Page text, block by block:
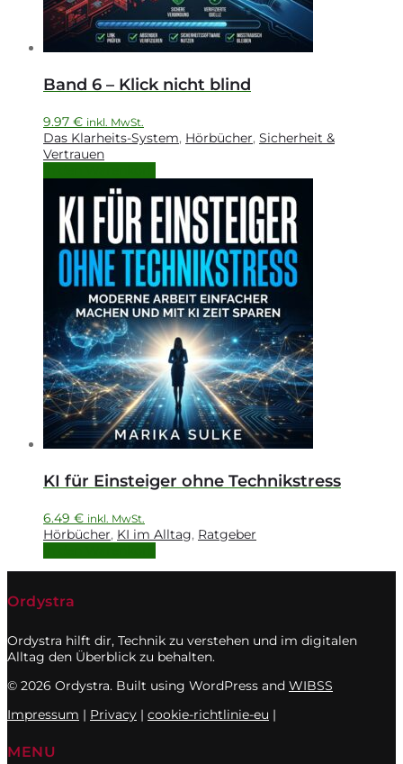
Band 6 – Klick nicht blind
9.97 € inkl. MwSt.
Das Klarheits-System, Hörbücher, Sicherheit &
Vertrauen
KI für Einsteiger ohne Technikstress
6.49 € inkl. MwSt.
Hörbücher, KI im Alltag, Ratgeber
Ordystra
Ordystra hilft dir, Technik zu verstehen und im digitalen
Alltag den Überblick zu behalten.
© 2026 Ordystra. Built using WordPress and WIBSS
Impressum | Privacy | cookie-richtlinie-eu |
MENU